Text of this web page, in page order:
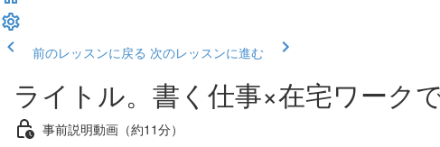
前のレッスンに戻る 次のレッスンに進む
ライトル。書く仕事×在宅ワーク
事前説明動画（約11分）